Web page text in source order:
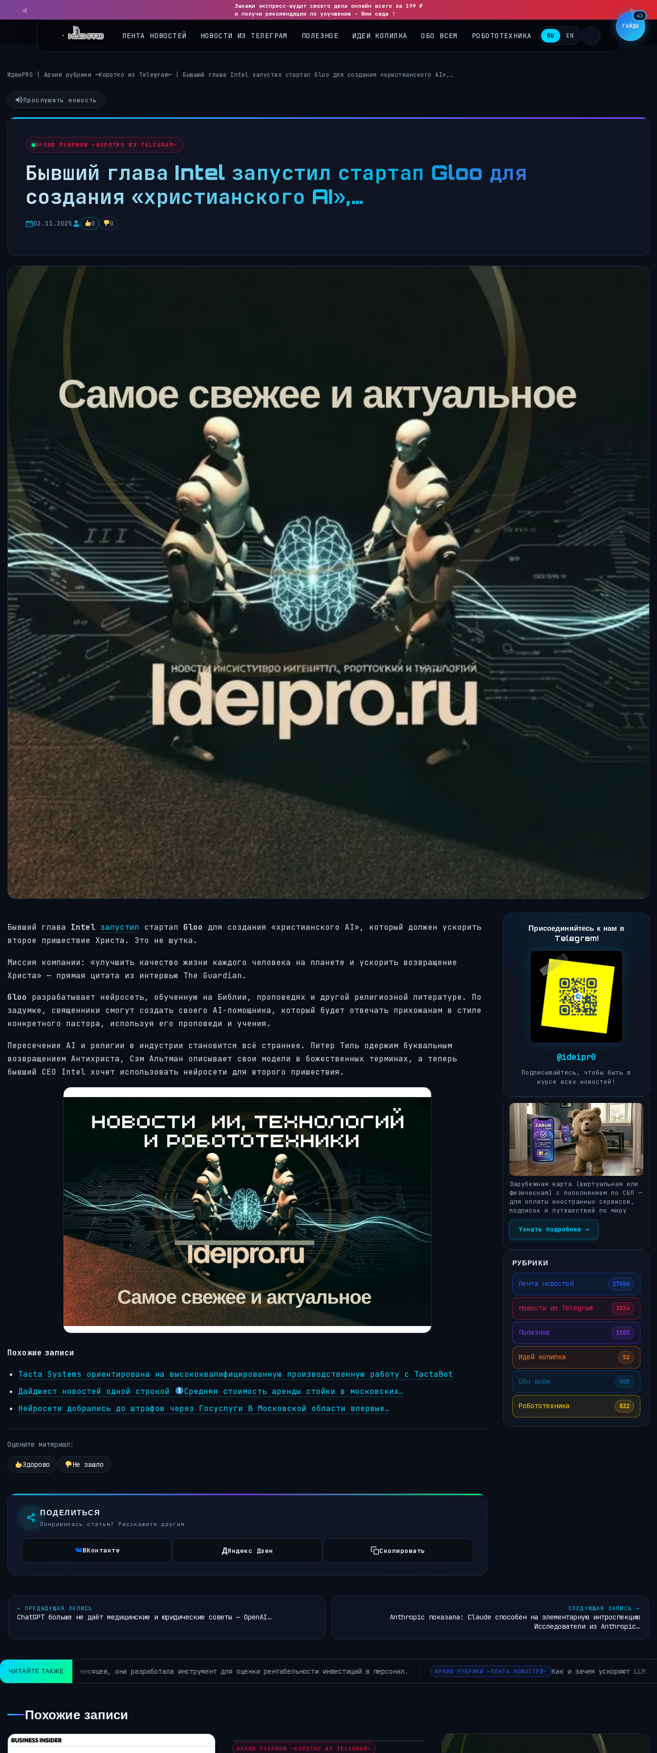
Закажи экспресс-аудит своего дела онлайн всего за 199 ₽
и получи рекомендации по улучшению - Жми сюда !
▶
RU EN
ИдеиPRO Архив рубрики ~Коротко из Telegram~ Бывший глава Intel запустил стартап Gloo для создания «христианского AI»,…
Прослушать новость
АРХИВ РУБРИКИ ~КОРОТКО ИЗ TELEGRAM~
Бывший глава Intel запустил стартап Gloo для
создания «христианского AI»,…
02.11.2025 0 0
Бывший глава Intel запустил стартап Gloo для создания «христианского AI», который должен ускорить
второе пришествие Христа. Это не шутка.
Миссия компании: «улучшить качество жизни каждого человека на планете и ускорить возвращение
Христа» — прямая цитата из интервью The Guardian.
Gloo разрабатывает нейросеть, обученную на Библии, проповедях и другой религиозной литературе. По
задумке, священники смогут создать своего AI-помощника, который будет отвечать прихожанам в стиле
конкретного пастора, используя его проповеди и учения.​​​​​​​​​​​​​​​​
Пересечение AI и религии в индустрии становится всё страннее. Питер Тиль одержим буквальным
возвращением Антихриста, Сэм Альтман описывает свои модели в божественных терминах, а теперь
бывший CEO Intel хочет использовать нейросети для второго пришествия.
Похожие записи
Tacta Systems ориентирована на высококвалифицированную производственную работу с TactaBot
Дайджест новостей одной строкой
Средняя стоимость аренды стойки в московских…
Нейросети добрались до штрафов через Госуслуги В Московской области впервые…
Оцените материал:
Здорово Не зашло
ПОДЕЛИТЬСЯ
Понравилась статья? Расскажите другим
ВКонтакте ДЯндекс Дзен Скопировать
Присоединяйтесь к нам в
Telegram!
@ideipr0
Подписывайтесь, чтобы быть в
курсе всех новостей!
Зарубежная карта (виртуальная или
физическая) с пополнением по СБП —
для оплаты иностранных сервисов,
подписок и путешествий по миру
Узнать подробнее →
РУБРИКИ
Лента новостей 17656
Новости из Telegram 3334
Полезное 1303
Идей копилка 52
Обо всём 505
Робототехника 832
← ПРЕДЫДУЩАЯ ЗАПИСЬ
ChatGPT больше не даёт медицинские и юридические советы — OpenAI…
СЛЕДУЮЩАЯ ЗАПИСЬ →
Anthropic показала: Claude способен на элементарную интроспекцию
Исследователи из Anthropic…
ЧИТАЙТЕ ТАКЖЕ
в персонал. АРХИВ РУБРИКИ ~ЛЕНТА НОВОСТЕЙ~ Как и зачем ускоряют LLM АРХИВ РУБРИКИ ~ЛЕНТА НОВОСТЕЙ~ Почему интерфейсы искусственного интеллекта в
Похожие записи
АРХИВ РУБРИКИ ~КОРОТКО ИЗ TELEGRAM~
ГАЙДЫ
43